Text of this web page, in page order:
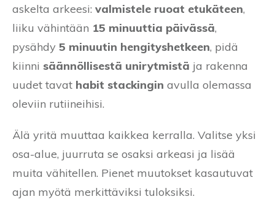
askelta arkeesi: valmistele ruoat etukäteen,
liiku vähintään 15 minuuttia päivässä,
pysähdy 5 minuutin hengityshetkeen, pidä
kiinni säännöllisestä unirytmistä ja rakenna
uudet tavat habit stackingin avulla olemassa
oleviin rutiineihisi.
Älä yritä muuttaa kaikkea kerralla. Valitse yksi
osa-alue, juurruta se osaksi arkeasi ja lisää
muita vähitellen. Pienet muutokset kasautuvat
ajan myötä merkittäviksi tuloksiksi.